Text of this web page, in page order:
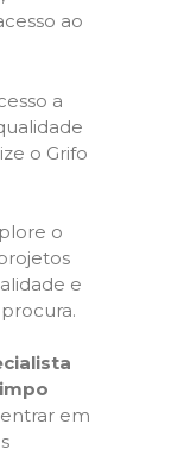
ao
a
o Grifo
o
e
em